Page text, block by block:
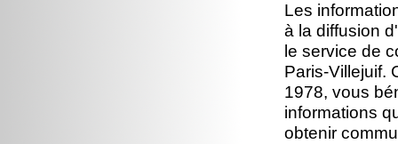
Les
à la diffusion
le service de
Paris-Villejuif.
1978, vous
informations
obtenir